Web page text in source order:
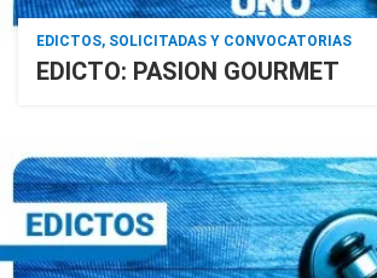
EDICTOS, SOLICITADAS Y CONVOCATORIAS
EDICTO: PASION GOURMET